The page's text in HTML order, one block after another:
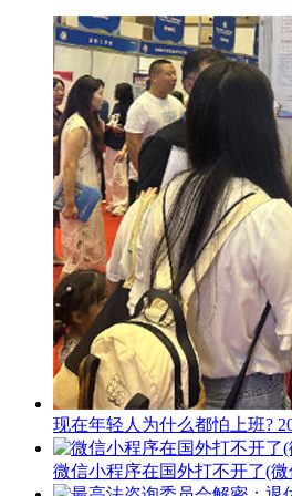
现在年轻人为什么都怕上班?
微信小程序在国外打不开了(